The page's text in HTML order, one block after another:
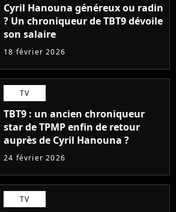
Cyril Hanouna généreux ou radin
? Un chroniqueur de TBT9 dévoile
son salaire
18 février 2026
TV
TBT9 : un ancien chroniqueur
star de TPMP enfin de retour
auprès de Cyril Hanouna ?
24 février 2026
TV